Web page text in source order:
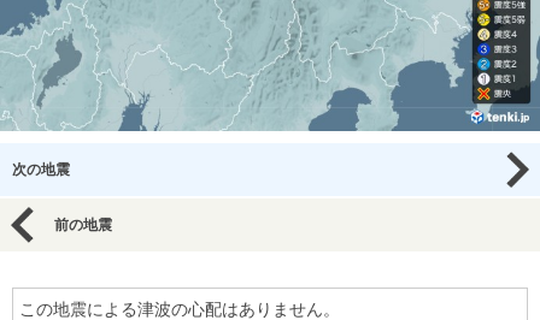
次の地震
前の地震
この地震による津波の心配はありません。